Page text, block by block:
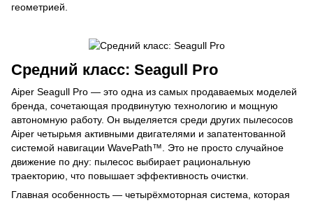
геометрией.
Средний класс: Seagull Pro
Aiper Seagull Pro — это одна из самых продаваемых моделей
бренда, сочетающая продвинутую технологию и мощную
автономную работу. Он выделяется среди других пылесосов
Aiper четырьмя активными двигателями и запатентованной
системой навигации WavePath™. Это не просто случайное
движение по дну: пылесос выбирает рациональную
траекторию, что повышает эффективность очистки.
Главная особенность — четырёхмоторная система, которая